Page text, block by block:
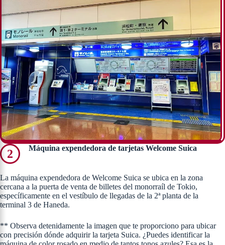
2 Máquina expendedora de tarjetas Welcome Suica
La máquina expendedora de Welcome Suica se ubica en la zona
cercana a la puerta de venta de billetes del monorraíl de Tokio,
específicamente en el vestíbulo de llegadas de la 2ª planta de la
terminal 3 de Haneda.
** Observa detenidamente la imagen que te proporciono para ubicar
con precisión dónde adquirir la tarjeta Suica. ¿Puedes identificar la